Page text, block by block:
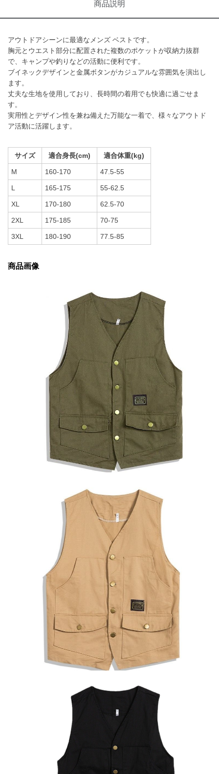
商品説明
アウトドアシーンに最適なメンズ ベストです。
胸元とウエスト部分に配置された複数のポケットが収納力抜群
で、キャンプや釣りなどの活動に便利です。
ブイネックデザインと金属ボタンがカジュアルな雰囲気を演出し
ます。
丈夫な生地を使用しており、長時間の着用でも快適に過ごせま
す。
実用性とデザイン性を兼ね備えた万能な一着で、様々なアウトド
ア活動に活躍します。
サイズ 適合身長(cm) 適合体重(kg)
M 160-170 47.5-55
L 165-175 55-62.5
XL 170-180 62.5-70
2XL 175-185 70-75
3XL 180-190 77.5-85
商品画像